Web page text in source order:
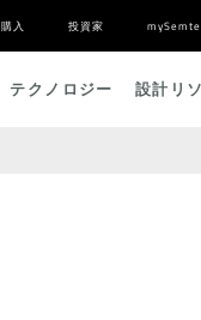
購入 投資家 myS
テクノロジー 設計リ